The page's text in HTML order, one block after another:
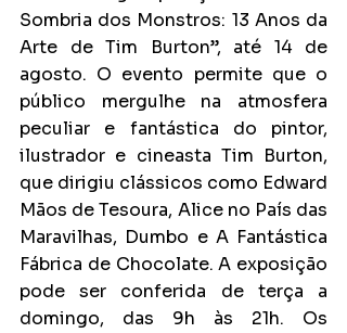
Sombria dos Monstros: 13 Anos da
Arte de Tim Burton”, até 14 de
agosto. O evento permite que o
público mergulhe na atmosfera
peculiar e fantástica do pintor,
ilustrador e cineasta Tim Burton,
que dirigiu clássicos como Edward
Mãos de Tesoura, Alice no País das
Maravilhas, Dumbo e A Fantástica
Fábrica de Chocolate. A exposição
pode ser conferida de terça a
domingo, das 9h às 21h. Os